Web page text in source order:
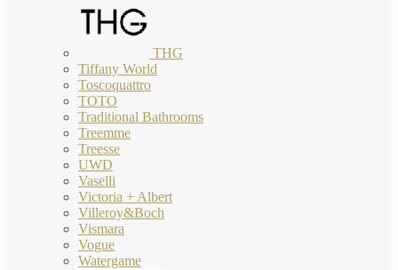
THG
Tiffany World
Toscoquattro
TOTO
Traditional Bathrooms
Treemme
Treesse
UWD
Vaselli
Victoria + Albert
Villeroy&Boch
Vismara
Vogue
Watergame